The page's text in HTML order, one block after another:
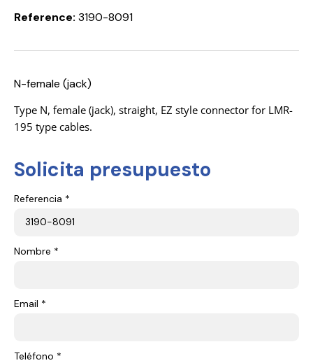
Reference: 3190-8091
N-female (jack)
Type N, female (jack), straight, EZ style connector for LMR-
195 type cables.
Solicita presupuesto
Referencia *
Nombre *
Email *
Teléfono *